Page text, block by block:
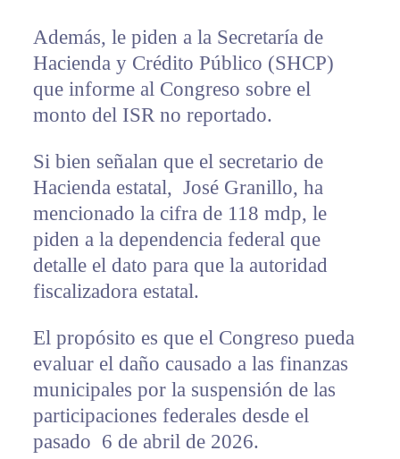
Además, le piden a la Secretaría de
Hacienda y Crédito Público (SHCP)
que informe al Congreso sobre el
monto del ISR no reportado.
Si bien señalan que el secretario de
Hacienda estatal, José Granillo, ha
mencionado la cifra de 118 mdp, le
piden a la dependencia federal que
detalle el dato para que la autoridad
fiscalizadora estatal.
El propósito es que el Congreso pueda
evaluar el daño causado a las finanzas
municipales por la suspensión de las
participaciones federales desde el
pasado 6 de abril de 2026.